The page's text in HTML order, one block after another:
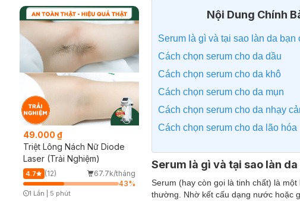
49.000 ₫
Triệt Lông Nách Nữ Diode
Laser (Trải Nghiệm)
4.7 (12)
67.7k/tháng
43%
1 Lần 5 phút
Nội Dung Chính
Serum là gì và tại sao làn da bạn
Cách chọn serum cho da dầu
Cách chọn serum cho da khô
Cách chọn serum cho da mụn
Cách chọn serum cho da nhạy
Cách chọn serum cho da lão hóa
Serum là gì và tại sao làn da
Serum (hay còn gọi là tinh chất) là
thường. Nhờ kết cấu dạng nước hoặc